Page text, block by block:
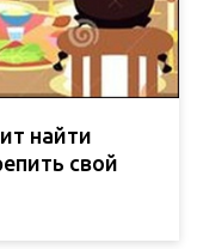
найти
свой